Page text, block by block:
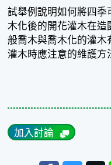
試舉例說明如何將四季
木化後的開花灌木在造
般喬木與喬木化的灌木
灌木時應注意的維護方
加入討論